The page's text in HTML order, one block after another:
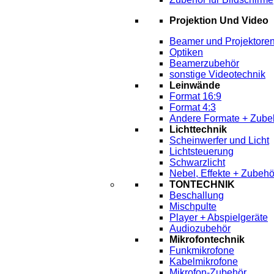
Projektion Und Video
Beamer und Projektoren
Optiken
Beamerzubehör
sonstige Videotechnik
Leinwände
Format 16:9
Format 4:3
Andere Formate +
Lichttechnik
Scheinwerfer und Licht
Lichtsteuerung
Schwarzlicht
Nebel, Effekte +
TONTECHNIK
Beschallung
Mischpulte
Player + Abspielgeräte
Audiozubehör
Mikrofontechnik
Funkmikrofone
Kabelmikrofone